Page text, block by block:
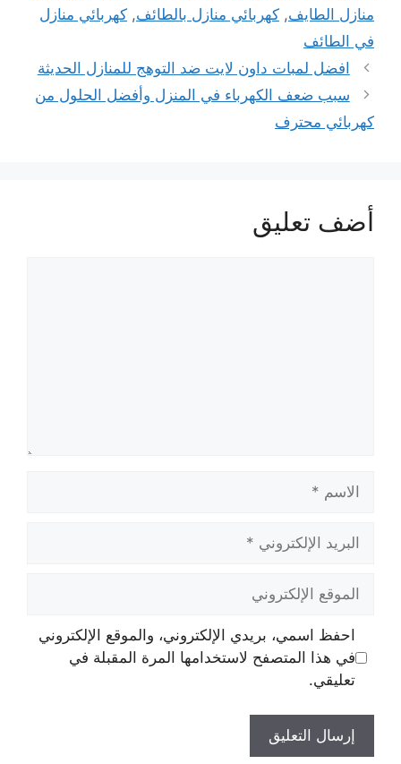
منازل الطايف, كهربائي منازل بالطائف, كهربائي منازل
في الطائف
افضل لمبات داون لايت ضد التوهج للمنازل الحديثة
سبب ضعف الكهرباء في المنزل وأفضل الحلول من
كهربائي محترف
أضف تعليق
الاسم
البريد
الإلكتروني
الموقع
الإلكتروني
احفظ اسمي، بريدي الإلكتروني، والموقع الإلكتروني
في هذا المتصفح لاستخدامها المرة المقبلة في
تعليقي.